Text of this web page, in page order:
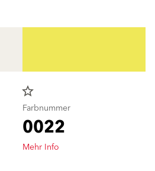
star_border
Farbnummer
0022
Mehr Info